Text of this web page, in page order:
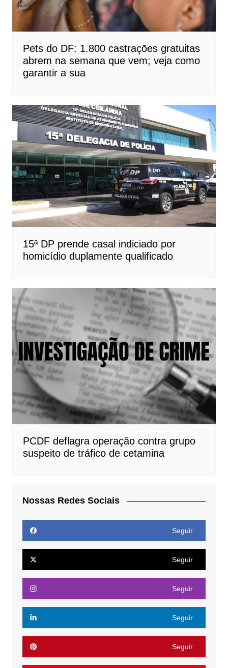
Pets do DF: 1.800 castrações gratuitas
abrem na semana que vem; veja como
garantir a sua
15ª DP prende casal indiciado por
homicídio duplamente qualificado
PCDF deflagra operação contra grupo
suspeito de tráfico de cetamina
Nossas Redes Sociais
Seguir
Seguir
Seguir
Seguir
Seguir